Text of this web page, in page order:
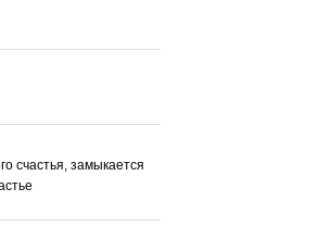
счастья, замыкается